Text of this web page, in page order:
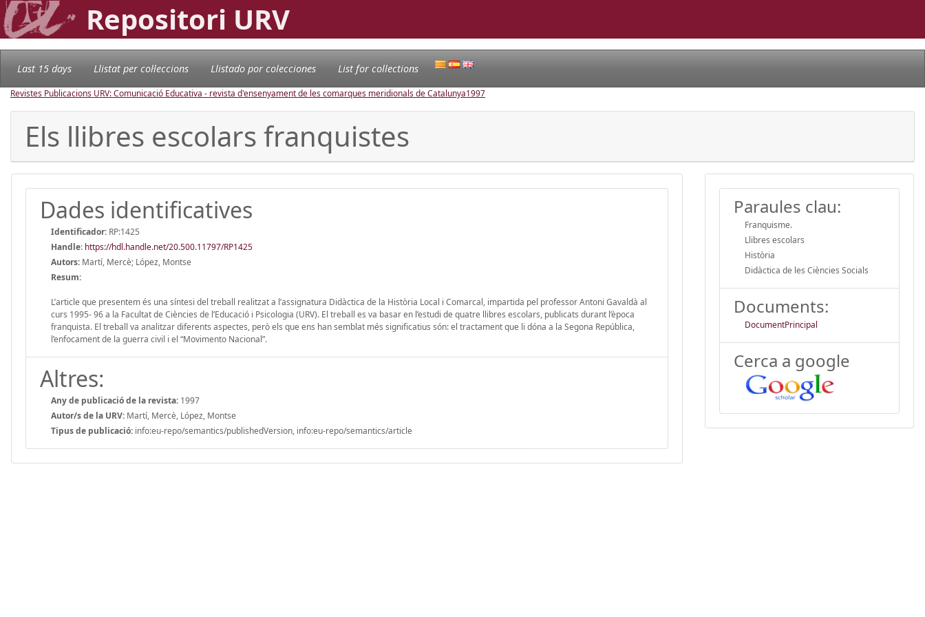
Repositori URV
Last 15 days Llistat per col·leccions Llistado por colecciones List for collections
Revistes Publicacions URV: Comunicació Educativa - revista d'ensenyament de les comarques meridionals de Catalunya1997
Els llibres escolars franquistes
Dades identificatives
Identificador: RP:1425
Handle: https://hdl.handle.net/20.500.11797/RP1425
Autors: Martí, Mercè; López, Montse
Resum:
L’article que presentem és una síntesi del treball realitzat a l’assignatura Didàctica de la Història Local i Comarcal, impartida pel professor Antoni Gavaldà al
curs 1995- 96 a la Facultat de Ciències de l’Educació i Psicologia (URV). El treball es va basar en l’estudi de quatre llibres escolars, publicats durant l’època
franquista. El treball va analitzar diferents aspectes, però els que ens han semblat més significatius són: el tractament que li dóna a la Segona República,
l’enfocament de la guerra civil i el “Movimento Nacional”.
Altres:
Any de publicació de la revista: 1997
Autor/s de la URV: Martí, Mercè, López, Montse
Tipus de publicació: info:eu-repo/semantics/publishedVersion, info:eu-repo/semantics/article
Paraules clau:
Franquisme.
Llibres escolars
Història
Didàctica de les Ciències Socials
Documents:
DocumentPrincipal
Cerca a google